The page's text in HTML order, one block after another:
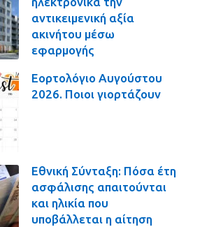
αντικειμενική αξία
ακινήτου μέσω
εφαρμογής
Εορτολόγιο Αυγούστου
2026. Ποιοι γιορτάζουν
Εθνική Σύνταξη: Πόσα έτη
ασφάλισης απαιτούνται
και ηλικία που
υποβάλλεται η αίτηση